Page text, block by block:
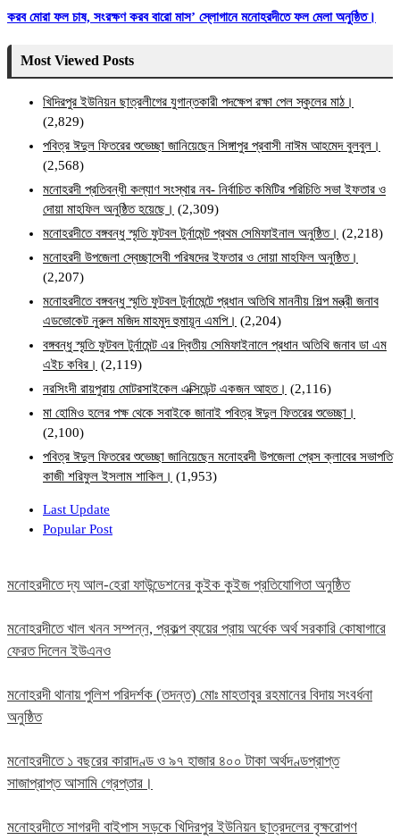
করব মোরা ফল চাষ, সংরক্ষণ করব বারো মাস’ স্লোগানে মনোহরদীতে ফল মেলা অনুষ্ঠিত।
Most Viewed Posts
খিদিরপুর ইউনিয়ন ছাত্রলীগের যুগান্তকারী পদক্ষেপ রক্ষা পেল স্কুলের মাঠ।
(2,829)
পবিত্র ঈদুল ফিতরের শুভেচ্ছা জানিয়েছেন সিঙ্গাপুর প্রবাসী নাঈম আহমেদ বুলবুল।
(2,568)
মনোহরদী প্রতিবন্ধী কল্যাণ সংস্থার নব- নির্বাচিত কমিটির পরিচিতি সভা ইফতার ও
দোয়া মাহফিল অনুষ্ঠিত হয়েছে। (2,309)
মনোহরদীতে বঙ্গবন্ধু স্মৃতি ফুটবল টুর্নামেন্ট প্রথম সেমিফাইনাল অনুষ্ঠিত। (2,218)
মনোহরদী উপজেলা স্বেচ্ছাসেবী পরিষদের ইফতার ও দোয়া মাহফিল অনুষ্ঠিত।
(2,207)
মনোহরদীতে বঙ্গবন্ধু স্মৃতি ফুটবল টুর্নামেন্টে প্রধান অতিথি মাননীয় শিল্প মন্ত্রী জনাব
এডভোকেট নুরুল মজিদ মাহমুদ হুমায়ূন এমপি। (2,204)
বঙ্গবন্ধু স্মৃতি ফুটবল টুর্নামেন্ট এর দ্বিতীয় সেমিফাইনালে প্রধান অতিথি জনাব ডা এম
এইচ কবির। (2,119)
নরসিংদী রায়পুরায় মোটরসাইকেল এক্সিডেন্ট একজন আহত। (2,116)
মা হোমিও হলের পক্ষ থেকে সবাইকে জানাই পবিত্র ঈদুল ফিতরের শুভেচ্ছা।
(2,100)
পবিত্র ঈদুল ফিতরের শুভেচ্ছা জানিয়েছেন মনোহরদী উপজেলা প্রেস ক্লাবের সভাপতি
কাজী শরিফুল ইসলাম শাকিল। (1,953)
Last Update
Popular Post
মনোহরদীতে দ্য আল-হেরা ফাউন্ডেশনের কুইক কুইজ প্রতিযোগিতা অনুষ্ঠিত
মনোহরদীতে খাল খনন সম্পন্ন, প্রকল্প ব্যয়ের প্রায় অর্ধেক অর্থ সরকারি কোষাগারে
ফেরত দিলেন ইউএনও
মনোহরদী থানায় পুলিশ পরিদর্শক (তদন্ত) মোঃ মাহতাবুর রহমানের বিদায় সংবর্ধনা
অনুষ্ঠিত
মনোহরদীতে ১ বছরের কারাদণ্ড ও ৯৭ হাজার ৪০০ টাকা অর্থদণ্ডপ্রাপ্ত
সাজাপ্রাপ্ত আসামি গ্রেপ্তার।
মনোহরদীতে সাগরদী বাইপাস সড়কে খিদিরপুর ইউনিয়ন ছাত্রদলের বৃক্ষরোপণ